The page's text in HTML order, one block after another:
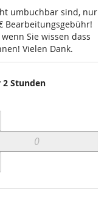
umbuchbar sind, nur
Bearbeitungsgebühr!
Sie wissen dass
Vielen Dank.
2 Stunden